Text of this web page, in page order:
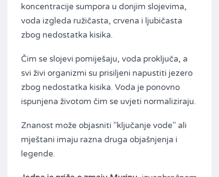
koncentracije sumpora u donjim slojevima,
voda izgleda ružičasta, crvena i ljubičasta
zbog nedostatka kisika.
Čim se slojevi pomiješaju, voda proključa, a
svi živi organizmi su prisiljeni napustiti jezero
zbog nedostatka kisika. Voda je ponovno
ispunjena životom čim se uvjeti normaliziraju.
Znanost može objasniti "ključanje vode" ali
mještani imaju razna druga objašnjenja i
legende.